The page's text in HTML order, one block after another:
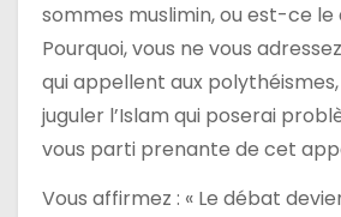
sommes muslimin, ou est-ce le
Pourquoi, vous ne vous
qui appellent aux
juguler l’Islam qui poserai
vous parti prenante de cet
Vous affirmez : « Le débat